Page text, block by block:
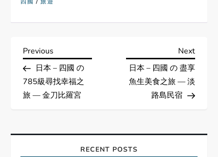
P
o
s
Previous
Post
Previous
日本 – 四國 の
785級尋找幸福之
旅 — 金刀比羅宮
Next
Post
Next
日本 – 四國 の 盡享
魚生美食之旅 — 淡
路島民宿
RECENT POSTS